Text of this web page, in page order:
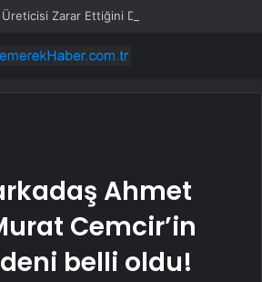
Ahmet
Cemcir’in
belli oldu!